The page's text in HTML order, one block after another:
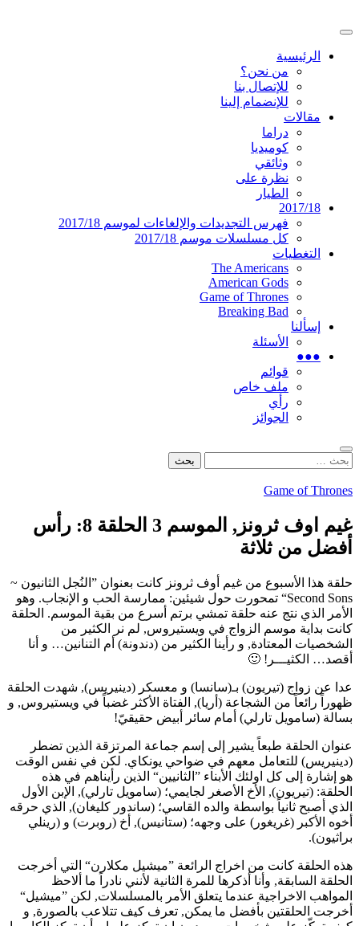
إلى
دليل التلفزيون العربي
موقع عربي متخصص في أخبار ومقالات حول
المسلسلات الأجنبية
القائمة
الرئيسيةالرئيسية
من نحن؟
للإتصال بنا
للإنضمام إلينا
مقالات
دراما
كوميديا
وثائقي
نظرة على
الطيار
2017/18
فهرس التجديدات والإلغاءات لموسم 2017/18
كل مسلسلات موسم 2017/18
التغطيات
The Americans
American Gods
Game of Thrones
Breaking Bad
إسألنا
الأسئلة
●●●
قوائم
ملف خاص
رأي
الجوائز
بحث
البحث
Game of Thrones
غيم اوف ثرونز, الموسم 3 الحلقة 8: رأس
أفضل من ثلاثة
حلقة هذا الأسبوع من غيم أوف ثرونز كانت بعنوان ”النُجل الثانيون ~
Second Sons“ تمحورت حول شيئين: ممارسة الحب و الإنجاب. وهو
الأمر الذي نتج عنه حلقة تمشي برتم أسرع من بقية الموسم. الحلقة
كانت بداية موسم الزواج في ويستيروس, لم نر الكثير من
الشخصيات المعتادة, و رأينا الكثير من (دندونة) أم التنانين… و أنا
أقصد… الكثيـــر! 🙂
عدا عن زواج (تيريون) بـ(سانسا) و معسكر (دينيريس), شهدت الحلقة
ظهوراً رائعاً من الشجاعة (أريا), الفتاة الأكثر غضباً في ويستيروس, و
بسالة (سامويل تارلي) أمام سائر أبيض حقيقيّ!
عنوان الحلقة طبعاً يشير إلى إسم جماعة المرتزقة الذين تضطر
(دينيريس) للتعامل معهم في ضواحي يونكاي. لكن في نفس الوقت
هو إشارة إلى كل اولئك الأبناء ”الثانيين“ الذين رأيناهم في هذه
الحلقة: (تيريون), الأخ الأصغر لجايمي؛ (سامويل تارلي), الإبن الأول
الذي أصبح ثانياً بواسطة والده القاسي؛ (ساندور كليغان), الذي حرقه
أخوه الأكبر (غريغور) على وجهه؛ (ستانيس), أخ (روبرت) و (رينلي
براثيون).
هذه الحلقة كانت من اخراج الرائعة ”ميشيل مكلارن“ التي أخرجت
الحلقة السابقة, وأنا أذكرها للمرة الثانية لأنني نادراً ما ألاحظ
المواهب الاخراجية عندما يتعلق الأمر بالمسلسلات, لكن ”ميشيل“
أخرجت الحلقتين بأفضل ما يمكن, تعرف كيف تتلاعب بالصورة, و